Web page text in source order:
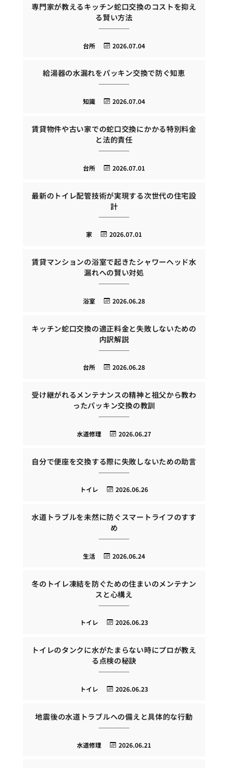
専門家が教えるキッチン蛇口交換のコストを抑え
る賢い方法
2026.07.04
台所
給湯器の水漏れをパッキン交換で防ぐ知恵
2026.07.04
知識
賃貸物件や古い家での蛇口交換にかかる特別料金
と法的責任
2026.07.01
台所
最新のトイレ配管技術が実現する次世代の住宅設
計
2026.07.01
家
賃貸マンションの浴室で起きたシャワーヘッド水
漏れへの賢い対処
2026.06.28
浴室
キッチン蛇口交換の適正料金と失敗しないための
内訳解説
2026.06.28
台所
受け継がれるメンテナンスの精神と祖父から教わ
ったパッキン交換の教訓
2026.06.27
水道修理
自分で便座を交換する際に失敗しないための助言
2026.06.26
トイレ
水道トラブルを未然に防ぐスマートライフのすす
め
2026.06.24
生活
冬のトイレ凍結を防ぐための住まいのメンテナン
スと心構え
2026.06.23
トイレ
トイレのタンクに水がたまらない時にプロが教え
る点検の秘訣
2026.06.23
トイレ
地震後の水道トラブルへの備えと具体的な行動
2026.06.21
水道修理